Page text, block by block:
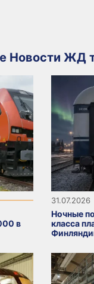
Новости ЖД
в
31.07.2026
Ночные
класса